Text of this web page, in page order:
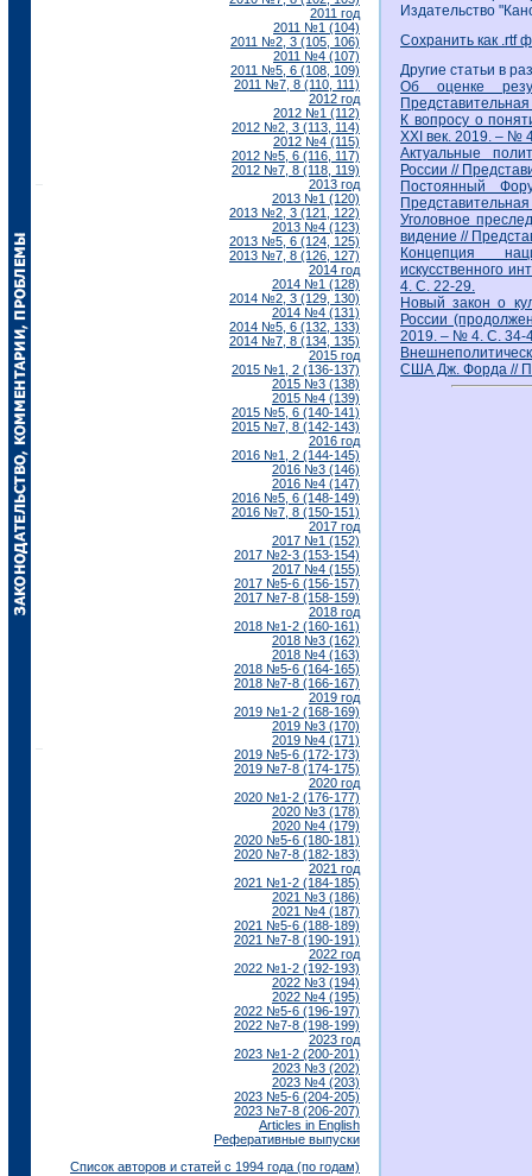
2011 год
2011 №1 (104)
2011 №2, 3 (105, 106)
2011 №4 (107)
2011 №5, 6 (108, 109)
2011 №7, 8 (110, 111)
2012 год
2012 №1 (112)
2012 №2, 3 (113, 114)
2012 №4 (115)
2012 №5, 6 (116, 117)
2012 №7, 8 (118, 119)
2013 год
2013 №1 (120)
2013 №2, 3 (121, 122)
2013 №4 (123)
2013 №5, 6 (124, 125)
2013 №7, 8 (126, 127)
2014 год
2014 №1 (128)
2014 №2, 3 (129, 130)
2014 №4 (131)
2014 №5, 6 (132, 133)
2014 №7, 8 (134, 135)
2015 год
2015 №1, 2 (136-137)
2015 №3 (138)
2015 №4 (139)
2015 №5, 6 (140-141)
2015 №7, 8 (142-143)
2016 год
2016 №1, 2 (144-145)
2016 №3 (146)
2016 №4 (147)
2016 №5, 6 (148-149)
2016 №7, 8 (150-151)
2017 год
2017 №1 (152)
2017 №2-3 (153-154)
2017 №4 (155)
2017 №5-6 (156-157)
2017 №7-8 (158-159)
2018 год
2018 №1-2 (160-161)
2018 №3 (162)
2018 №4 (163)
2018 №5-6 (164-165)
2018 №7-8 (166-167)
2019 год
2019 №1-2 (168-169)
2019 №3 (170)
2019 №4 (171)
2019 №5-6 (172-173)
2019 №7-8 (174-175)
2020 год
2020 №1-2 (176-177)
2020 №3 (178)
2020 №4 (179)
2020 №5-6 (180-181)
2020 №7-8 (182-183)
2021 год
2021 №1-2 (184-185)
2021 №3 (186)
2021 №4 (187)
2021 №5-6 (188-189)
2021 №7-8 (190-191)
2022 год
2022 №1-2 (192-193)
2022 №3 (194)
2022 №4 (195)
2022 №5-6 (196-197)
2022 №7-8 (198-199)
2023 год
2023 №1-2 (200-201)
2023 №3 (202)
2023 №4 (203)
2023 №5-6 (204-205)
2023 №7-8 (206-207)
Articles in English
Реферативные выпуски
Список авторов и статей с 1994 года (по годам)
Издательство
Сохранить как .rtf
Другие статьи в
Об оценке
К вопросу о
XXI век. 2019. – №
Актуальные
России //
Постоянный
Уголовное
видение //
Концепция
искусственного
4. С. 22-29.
Новый закон о
России
2019. – № 4. С. 34-
США Дж. Форда //